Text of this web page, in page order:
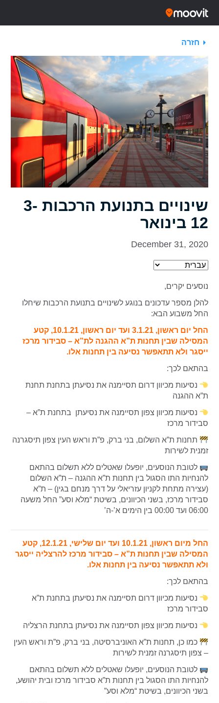
חזרה
שינויים בתנועת הרכבות 3-
12 בינואר
December 31, 2020
נוסעים יקרים,
להלן מספר עדכונים בנוגע לשינויים בתנועת הרכבות שיחלו
החל משבוע הבא:
החל יום ראשון, 3.1.21 ועד יום ראשון, 10.1.21,
קטע
המסילה שבין תחנות ת”א ההגנה לת”א – סבידור מרכז
ייסגר ולא תתאפשר נסיעה בין תחנות אלו.
בהתאם לכך:
נסיעות מכיוון דרום תסיימנה את נסיעתן בתחנת תחנת
ת”א ההגנה
נסיעות מכיוון צפון תסיימנה את נסיעתן בתחנת ת”א –
סבידור מרכז
תחנות ת”א השלום, בני ברק, פ”ת וראש העין צפון תיסגרנה
זמנית לשירות
לטובת הנוסעים, יופעלו שאטלים ללא תשלום בהתאם
להנחיות התו הסגול בין תחנות ת”א ההגנה – ת”א השלום
(עצירה מתחת לקניון עזריאלי על דרך מנחם בגין) – ת”א
סבידור מרכז, בשני הכיוונים, בשיטת “מלא וסע” החל משעה
06:00 ועד 00:00 בין הימים א’-ה’
החל מיום ראשון, 10.1.21 ועד יום שלישי, 12.1.21,
קטע
המסילה שבין תחנות ת”א – סבידור מרכז להרצליה ייסגר
ולא תתאפשר נסיעה בין תחנות אלו.
בהתאם לכך:
נסיעות מכיוון דרום תסיימנה את נסיעתן בתחנת ת”א
סבידור מרכז
נסיעות מכיוון צפון תסיימנה את נסיעתן בתחנת הרצליה
כמו כן, תחנות ת”א האוניברסיטה, בני ברק, פ”ת וראש העין
– צפון תיסגרנה זמנית לשירות
לטובת הנוסעים, יופעלו שאטלים ללא תשלום בהתאם
להנחיות התו הסגול בין תחנות ת”א סבידור מרכז ובית יהושע,
בשני הכיוונים, בשיטת “מלא וסע”